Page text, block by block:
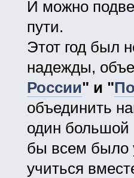
И можно
пути.
Этот год был
надежды,
России" и "
объединить
один
бы всем было
учиться